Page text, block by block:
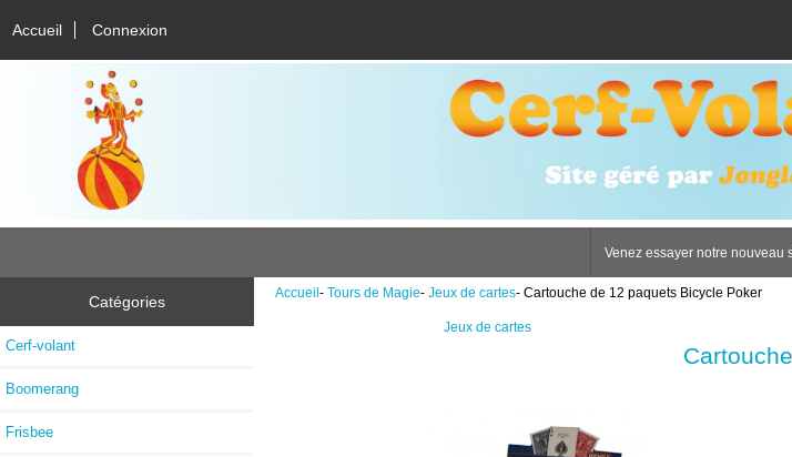
Accueil Connexion
Venez essayer notre nouveau
Catégories
Cerf-volant
Boomerang
Frisbee
Accueil- Tours de Magie- Jeux de cartes- Cartouche de 12 paquets Bicycle Poker
Jeux de cartes